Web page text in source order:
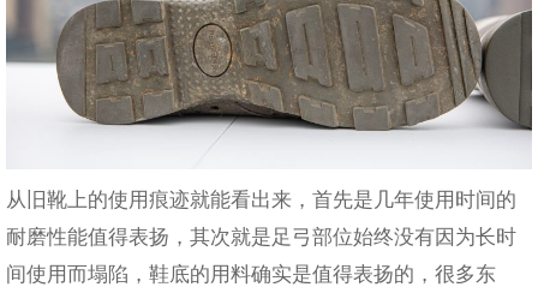
从旧靴上的使用痕迹就能看出来，首先是几年使用时间的
耐磨性能值得表扬，其次就是足弓部位始终没有因为长时
间使用而塌陷，鞋底的用料确实是值得表扬的，很多东